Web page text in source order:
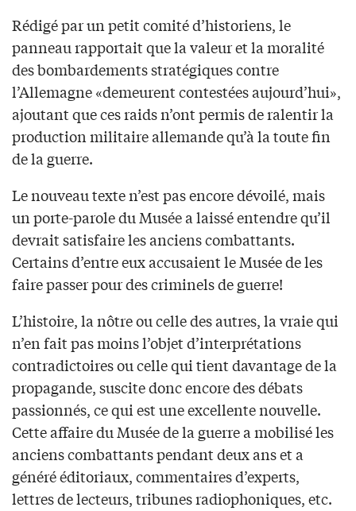
Rédigé par un petit comité d’historiens, le
panneau rapportait que la valeur et la moralité
des bombardements stratégiques contre
l’Allemagne «demeurent contestées aujourd’hui»,
ajoutant que ces raids n’ont permis de ralentir la
production militaire allemande qu’à la toute fin
de la guerre.
Le nouveau texte n’est pas encore dévoilé, mais
un porte-parole du Musée a laissé entendre qu’il
devrait satisfaire les anciens combattants.
Certains d’entre eux accusaient le Musée de les
faire passer pour des criminels de guerre!
L’histoire, la nôtre ou celle des autres, la vraie qui
n’en fait pas moins l’objet d’interprétations
contradictoires ou celle qui tient davantage de la
propagande, suscite donc encore des débats
passionnés, ce qui est une excellente nouvelle.
Cette affaire du Musée de la guerre a mobilisé les
anciens combattants pendant deux ans et a
généré éditoriaux, commentaires d’experts,
lettres de lecteurs, tribunes radiophoniques, etc.